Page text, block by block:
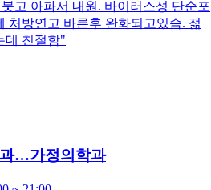
고 아파서 내원. 바이러스성 단순포
처방연고 바른후 완화되고있슴. 젊
데 친절함"
과…가정의학과